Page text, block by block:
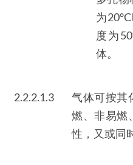
为
度为
体。
2.2.2.1.3
气体可按其
燃、非易燃
性，又或同